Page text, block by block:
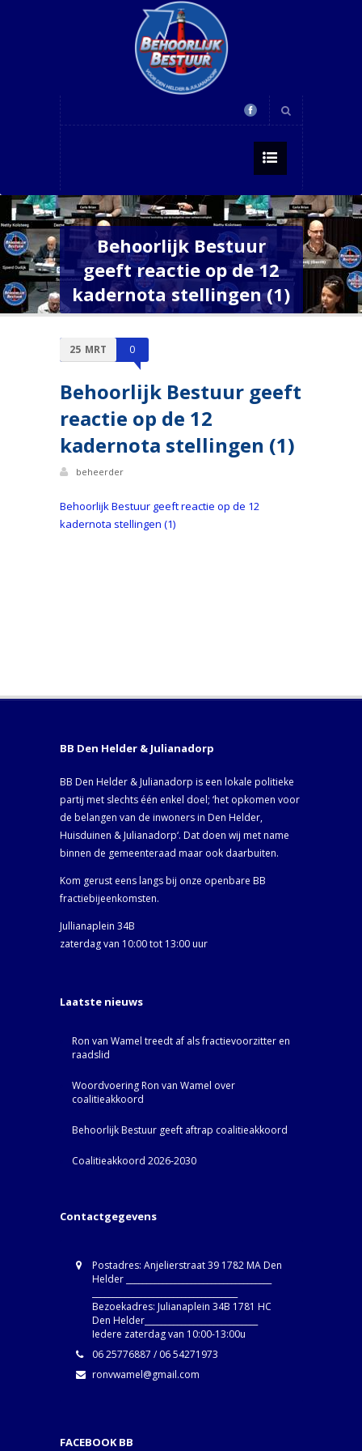
Behoorlijk Bestuur
geeft reactie op de 12
kadernota stellingen (1)
25 MRT 0
Behoorlijk Bestuur geeft
reactie op de 12
kadernota stellingen (1)
beheerder
Behoorlijk Bestuur geeft reactie op de 12
kadernota stellingen (1)
BB Den Helder & Julianadorp
BB Den Helder & Julianadorp is een lokale politieke
partij met slechts één enkel doel; ‘het opkomen voor
de belangen van de inwoners in Den Helder,
Huisduinen & Julianadorp‘. Dat doen wij met name
binnen de gemeenteraad maar ook daarbuiten.
Kom gerust eens langs bij onze openbare BB
fractiebijeenkomsten.
Jullianaplein 34B
zaterdag van 10:00 tot 13:00 uur
Laatste nieuws
Ron van Wamel treedt af als fractievoorzitter en
raadslid
Woordvoering Ron van Wamel over
coalitieakkoord
Behoorlijk Bestuur geeft aftrap coalitieakkoord
Coalitieakkoord 2026-2030
Contactgegevens
Postadres: Anjelierstraat 39 1782 MA Den
Helder ____________________________________
Bezoekadres: Julianaplein 34B 1781 HC
Den Helder____________________________
Iedere zaterdag van 10:00-13:00u
06 25776887 / 06 54271973
ronvwamel@gmail.com
FACEBOOK BB